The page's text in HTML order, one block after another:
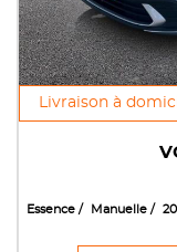
Livraison à
Essence Manuelle